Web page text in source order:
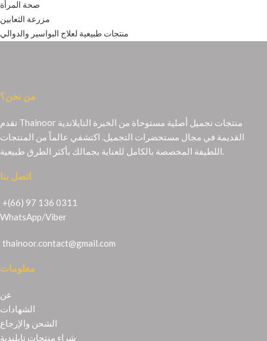
صحة المرأة
مزرعة الثعابين
منتجات طبيعية لعلاج البواسير والدوالي
من نحن؟
تقدم Thainoor منتجات تجميل أصلية مستوحاة من الخبرة التايلاندية
القديمة في مجال مستحضرات التجميل. اكتشفي عالماً من المنتجات
اللطيفة المخصصة بالكامل للعناية بجمالك بأكثر الطرق طبيعية.
اتصل بنا
+(66) 97 136 0311
WhatsApp/Viber
thainoor.contact@gmail.com
معلومات
عن
الشهادات
الشحن والإرجاع
شراء منتجات تايلندية